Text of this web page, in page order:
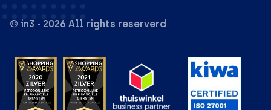
© in3 - 2026 All rights reserverd